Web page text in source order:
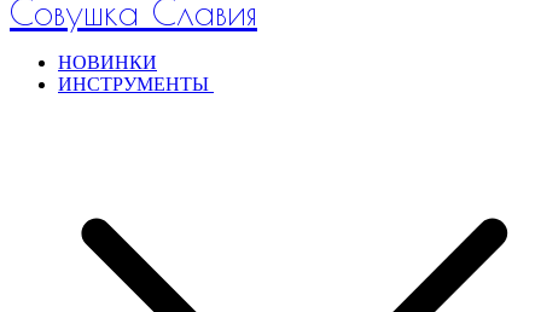
Совушка Славия
НОВИНКИ
ИНСТРУМЕНТЫ